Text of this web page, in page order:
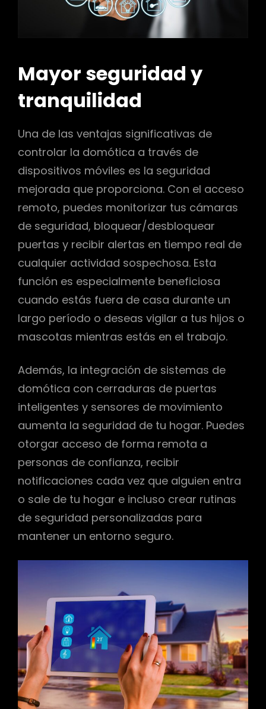
Mayor seguridad y
tranquilidad
Una de las ventajas significativas de
controlar la domótica a través de
dispositivos móviles es la seguridad
mejorada que proporciona. Con el acceso
remoto, puedes monitorizar tus cámaras
de seguridad, bloquear/desbloquear
puertas y recibir alertas en tiempo real de
cualquier actividad sospechosa. Esta
función es especialmente beneficiosa
cuando estás fuera de casa durante un
largo período o deseas vigilar a tus hijos o
mascotas mientras estás en el trabajo.
Además, la integración de sistemas de
domótica con cerraduras de puertas
inteligentes y sensores de movimiento
aumenta la seguridad de tu hogar. Puedes
otorgar acceso de forma remota a
personas de confianza, recibir
notificaciones cada vez que alguien entra
o sale de tu hogar e incluso crear rutinas
de seguridad personalizadas para
mantener un entorno seguro.